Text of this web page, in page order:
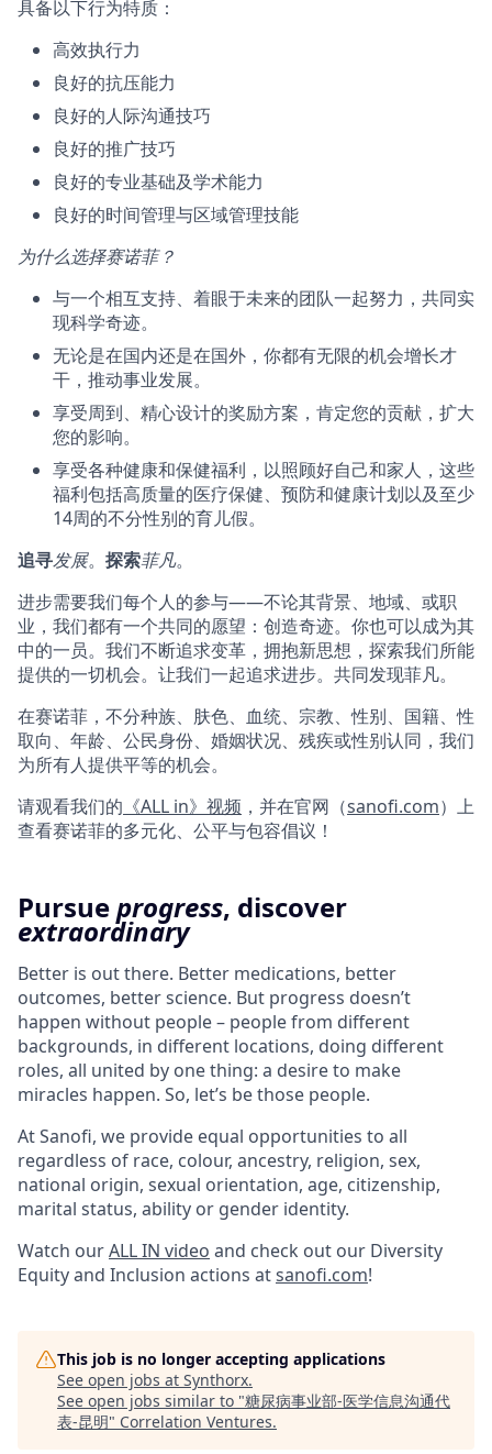
具备以下行为特质：
高效执行力
良好的抗压能力
良好的人际沟通技巧
良好的推广技巧
良好的专业基础及学术能力
良好的时间管理与区域管理技能
为什么选择赛诺菲？
与一个相互支持、着眼于未来的团队一起努力，共同实
现科学奇迹。
无论是在国内还是在国外，你都有无限的机会增长才
干，推动事业发展。
享受周到、精心设计的奖励方案，肯定您的贡献，扩大
您的影响。
享受各种健康和保健福利，以照顾好自己和家人，这些
福利包括高质量的医疗保健、预防和健康计划以及至少
14周的不分性别的育儿假。
追寻发展。 探索菲凡。
进步需要我们每个人的参与——不论其背景、地域、或职
业，我们都有一个共同的愿望：创造奇迹。你也可以成为其
中的一员。我们不断追求变革，拥抱新思想，探索我们所能
提供的一切机会。让我们一起追求进步。共同发现菲凡。
在赛诺菲，不分种族、肤色、血统、宗教、性别、国籍、性
取向、年龄、公民身份、婚姻状况、残疾或性别认同，我们
为所有人提供平等的机会。
请观看我们的 《ALL in》视频 ，并在官网（sanofi.com）上
查看赛诺菲的多元化、公平与包容倡议！
Pursueprogress, discover
extraordinary
Better is out there. Better medications, better
outcomes, better science. But progress doesn’t
happen without people – people from different
backgrounds, in different locations, doing different
roles, all united by one thing: a desire to make
miracles happen. So, let’s be those people.
At Sanofi, we provide equal opportunities to all
regardless of race, colour, ancestry, religion, sex,
national origin, sexual orientation, age, citizenship,
marital status, ability or gender identity.
Watch ourALL IN video and check out our Diversity
Equity and Inclusion actions atsanofi.com!
This job is no longer accepting applications
See open jobs at Synthorx.
See open jobs similar to "糖尿病事业部-医学信息沟通代
表-昆明" Correlation Ventures.